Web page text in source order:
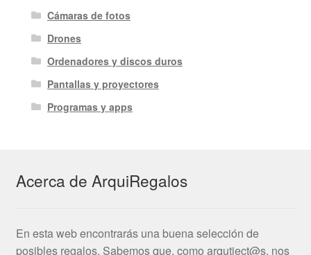
Cámaras de fotos
Drones
Ordenadores y discos duros
Pantallas y proyectores
Programas y apps
Acerca de ArquiRegalos
En esta web encontrarás una buena selección de
posibles regalos. Sabemos que, como arqutiect@s, nos